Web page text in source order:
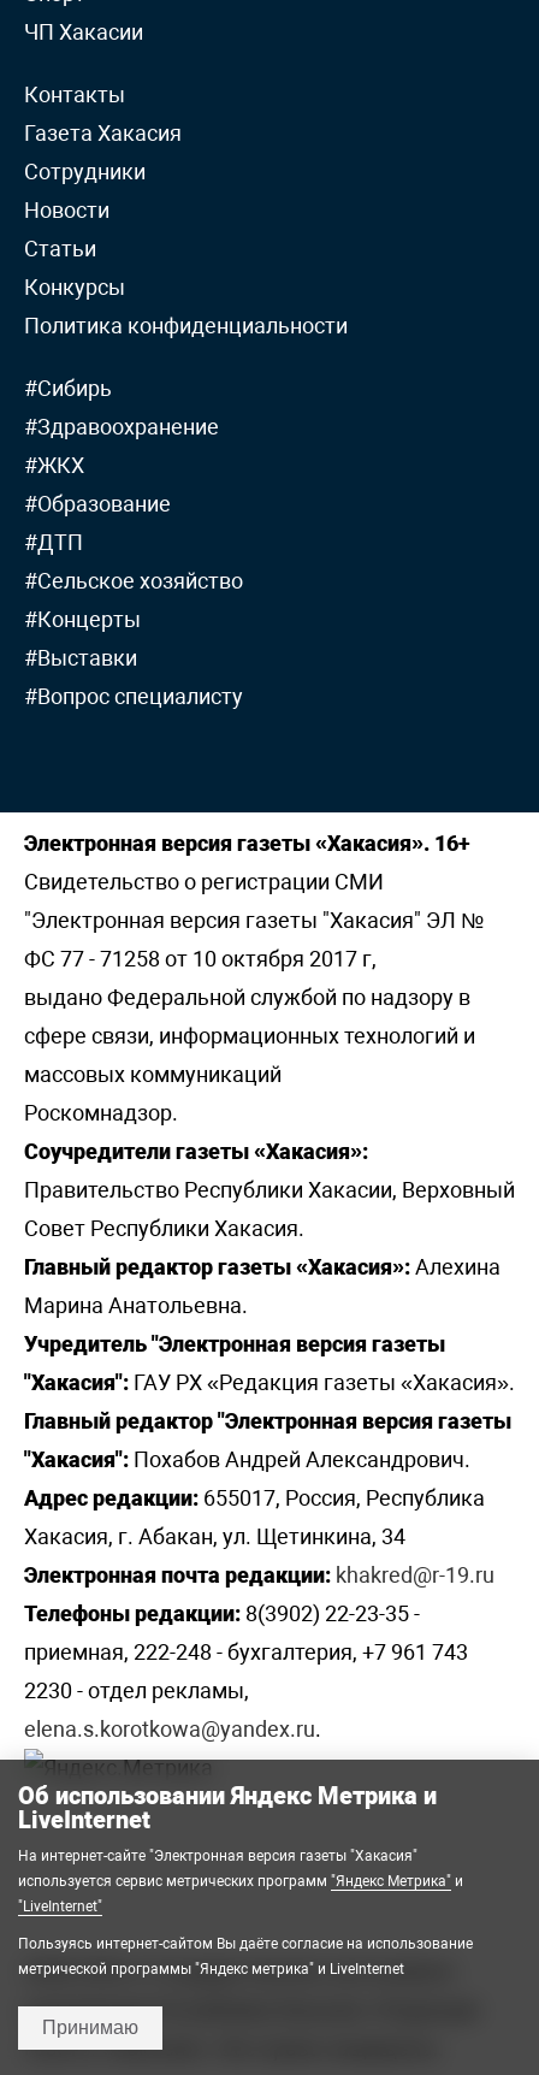
ЧП Хакасии
Контакты
Газета Хакасия
Сотрудники
Новости
Статьи
Конкурсы
Политика конфиденциальности
#Сибирь
#Здравоохранение
#ЖКХ
#Образование
#ДТП
#Сельское хозяйство
#Концерты
#Выставки
#Вопрос специалисту
Электронная версия газеты «Хакасия». 16+
Свидетельство о регистрации СМИ
"Электронная версия газеты "Хакасия" ЭЛ №
ФС 77 - 71258 от 10 октября 2017 г,
выдано Федеральной службой по надзору в
сфере связи, информационных технологий и
массовых коммуникаций
Роскомнадзор.
Соучредители газеты «Хакасия»:
Правительство Республики Хакасии, Верховный
Совет Республики Хакасия.
Главный редактор газеты «Хакасия»:Алехина
Марина Анатольевна.
Учредитель "Электронная версия газеты
"Хакасия": ГАУ РХ «Редакция газеты «Хакасия».
Главный редактор "Электронная версия газеты
"Хакасия": Похабов Андрей Александрович.
Адрес редакции: 655017, Россия, Республика
Хакасия, г. Абакан, ул. Щетинкина, 34
Электронная почта редакции: khakred@r-19.ru
Телефоны редакции: 8(3902) 22-23-35 -
приемная, 222-248 - бухгалтерия, +7 961 743
2230 - отдел рекламы,
elena.s.korotkowa@yandex.ru.
2008-2026 © Государственное автономное
учреждение Республики Хакасия «Редакция
газеты «Хакасия». Все права защищены.
Об использовании Яндекс Метрика и
LiveInternet
На интернет-сайте "Электронная версия газеты "Хакасия"
используется сервис метрических программ "Яндекс Метрика" и
"LiveInternet"
Пользуясь интернет-сайтом Вы даёте согласие на использование
метрической программы "Яндекс метрика" и LiveInternet
Принимаю